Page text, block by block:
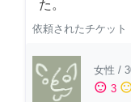
た。
依頼されたチケット
女性 /
sentiment_satisfied 3